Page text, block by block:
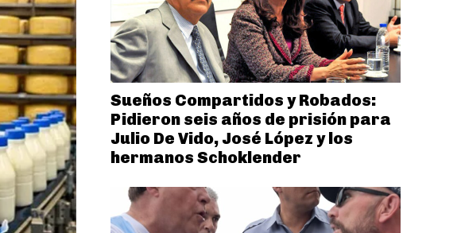
Sueños Compartidos y Robados:
Pidieron seis años de prisión para
Julio De Vido, José López y los
hermanos Schoklender